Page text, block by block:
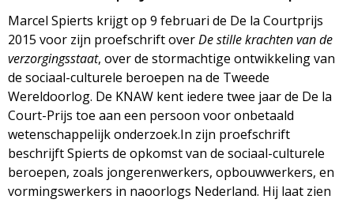
i
o
l
o
g
d
m
e
n
u
Marcel Spierts krijgt op 9 februari de De la Courtprijs
2015 voor zijn proefschrift overDe stille krachten van de
verzorgingsstaat, over de stormachtige ontwikkeling van
de sociaal-culturele beroepen na de Tweede
Wereldoorlog. De KNAW kent iedere twee jaar de De la
Court-Prijs toe aan een persoon voor onbetaald
wetenschappelijk onderzoek.In zijn proefschrift
beschrijft Spierts de opkomst van de sociaal-culturele
beroepen, zoals jongerenwerkers, opbouwwerkers, en
vormingswerkers in naoorlogs Nederland. Hij laat zien